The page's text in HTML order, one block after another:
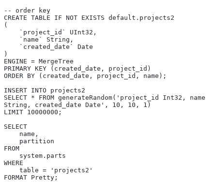
-- order key
CREATE TABLE IF NOT EXISTS default.projects2
(
    `project_id` UInt32,
    `name` String,
    `created_date` Date
)
ENGINE = MergeTree
PRIMARY KEY (created_date, project_id)
ORDER BY (created_date, project_id, name);
INSERT INTO projects2
SELECT * FROM generateRandom('project_id Int32, name
String, created_date Date', 10, 10, 1)
LIMIT 10000000;
SELECT
    name,
    partition
FROM
    system.parts
WHERE
    table = 'projects2'
FORMAT Pretty;